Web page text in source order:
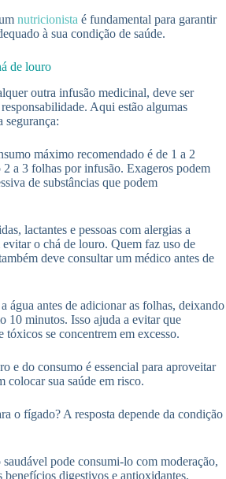
nutricionista é fundamental para garantir
à sua condição de saúde.
de louro
outra infusão medicinal, deve ser
Aqui estão algumas
segurança:
máximo recomendado é de 1 a 2
a 3 folhas por infusão. Exageros podem
de substâncias que podem
lactantes e pessoas com alergias a
evitar o chá de louro. Quem faz uso de
deve consultar um médico antes de
água antes de adicionar as folhas, deixando
10 minutos. Isso ajuda a evitar que
tóxicos se concentrem em excesso.
e do consumo é essencial para aproveitar
colocar sua saúde em risco.
o fígado? A resposta depende da condição
pode consumi-lo com moderação,
benefícios digestivos e antioxidantes.